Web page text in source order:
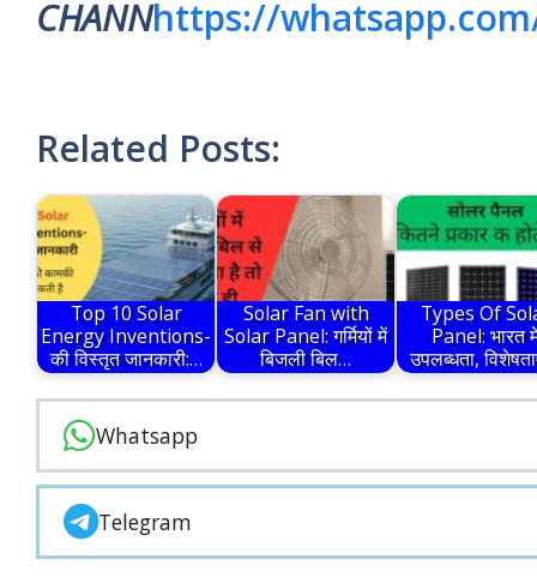
CHANNhttps://
Related Posts:
Top 10 Solar
Energy Inventions-
की विस्तृत जानकारी:…
Solar Fan with
Solar Panel: गर्मियों में
बिजली बिल…
Types Of
Panel: भारत
उपलब्धता,
Whatsapp
Telegram